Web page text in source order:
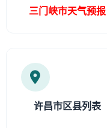
三门峡市天气预报
许昌市区县列表